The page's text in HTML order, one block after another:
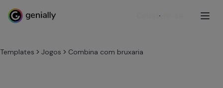
Cadastre-se
Templates Jogos Combina com bruxaria